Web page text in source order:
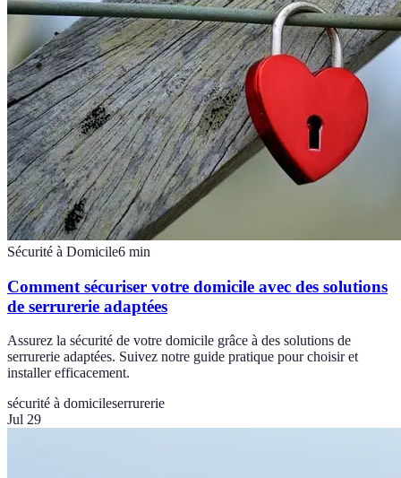
Sécurité à Domicile6 min
Comment sécuriser votre domicile avec des solutions
de serrurerie adaptées
Assurez la sécurité de votre domicile grâce à des solutions de
serrurerie adaptées. Suivez notre guide pratique pour choisir et
installer efficacement.
sécurité à domicileserrurerie
Jul 29